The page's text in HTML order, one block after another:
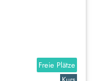
Freie Plätze